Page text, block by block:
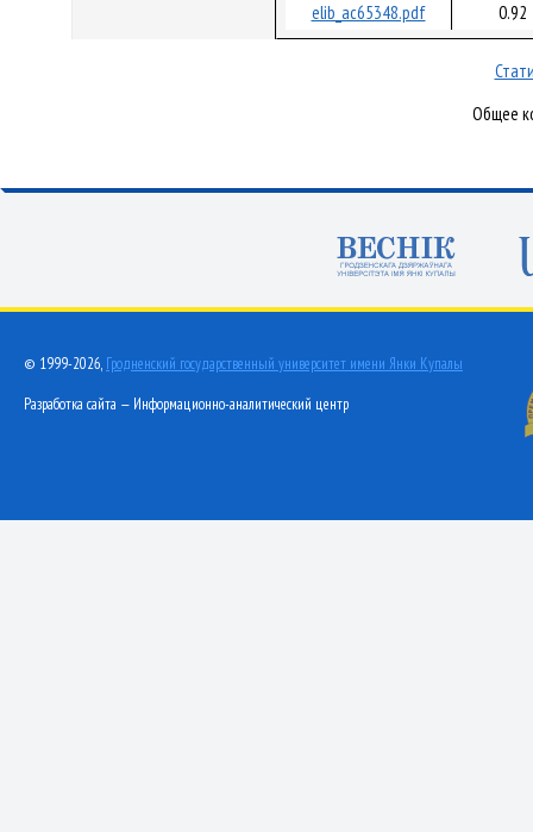
elib_ac65348.pdf
0.92
Общее
© 1999-2026, Гродненский государственный университет имени Янки Купалы
Разработка сайта — Информационно-аналитический центр